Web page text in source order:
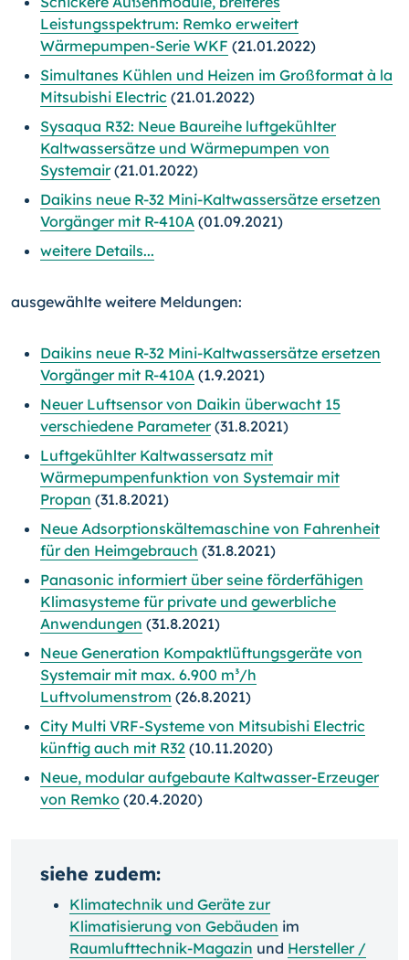
Leistungsspektrum: Remko erweitert
Wärmepumpen-Serie WKF (21.01.2022)
Simultanes Kühlen und Heizen im Großformat à la
Mitsubishi Electric (21.01.2022)
Sysaqua R32: Neue Baureihe luftgekühlter
Kaltwassersätze und Wärmepumpen von
Systemair(21.01.2022)
Daikins neue R-32 Mini-Kaltwassersätze ersetzen
Vorgänger mit R-410A (01.09.2021)
weitere Details...
ausgewählte weitere Meldungen:
Daikins neue R-32 Mini-Kaltwassersätze ersetzen
Vorgänger mit R-410A (1.9.2021)
Neuer Luftsensor von Daikin überwacht 15
verschiedene Parameter(31.8.2021)
Luftgekühlter Kaltwassersatz mit
Wärmepumpenfunktion von Systemair mit
Propan (31.8.2021)
Neue Adsorptionskältemaschine von Fahrenheit
für den Heimgebrauch (31.8.2021)
Panasonic informiert über seine förderfähigen
Klimasysteme für private und gewerbliche
Anwendungen (31.8.2021)
Neue Generation Kompaktlüftungsgeräte von
Systemair mit max. 6.900 m³/h
Luftvolumenstrom (26.8.2021)
City Multi VRF-Systeme von Mitsubishi Electric
künftig auch mit R32 (10.11.2020)
Neue, modular aufgebaute Kaltwasser-Erzeuger
von Remko (20.4.2020)
siehe zudem:
Klimatechnik und Geräte zur
Klimatisierung von Gebäuden im
Raumlufttechnik-Magazin und Hersteller /